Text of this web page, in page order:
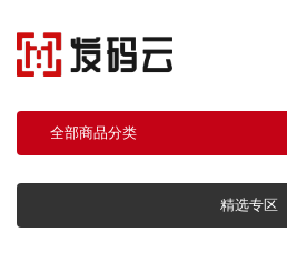
全部商品分类
精选专区